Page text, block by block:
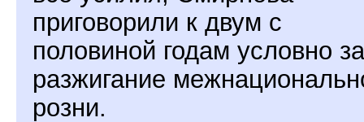
приговорили к двум с
половиной годам условно за
разжигание
розни.